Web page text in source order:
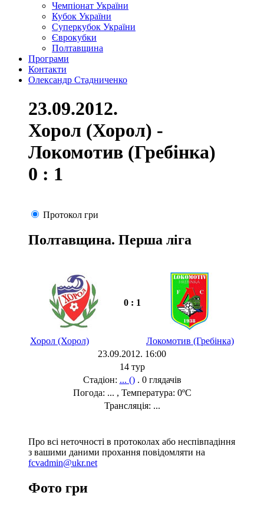
Чемпіонат України
Кубок України
Суперкубок України
Єврокубки
Полтавщина
Програми
Контакти
Олександр Стадниченко
23.09.2012.
Хорол (Хорол) -
Локомотив (Гребінка)
0 : 1
Протокол гри
Полтавщина. Перша ліга
0 : 1
Хорол (Хорол)
Локомотив (Гребінка)
23.09.2012. 16:00
14 тур
Стадіон: ... (). 0 глядачів
Погода: ... , Температура: 0ºC
Трансляція: ...
Про всі неточності в протоколах або неспівпадіння
з вашими даними прохання повідомляти на
fcvadmin@ukr.net
Фото гри